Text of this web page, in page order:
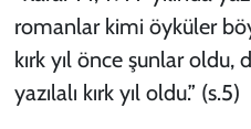
romanlar kimi öyküler
kırk yıl önce şunlar oldu,
yazılalı kırk yıl oldu.” (s.5)